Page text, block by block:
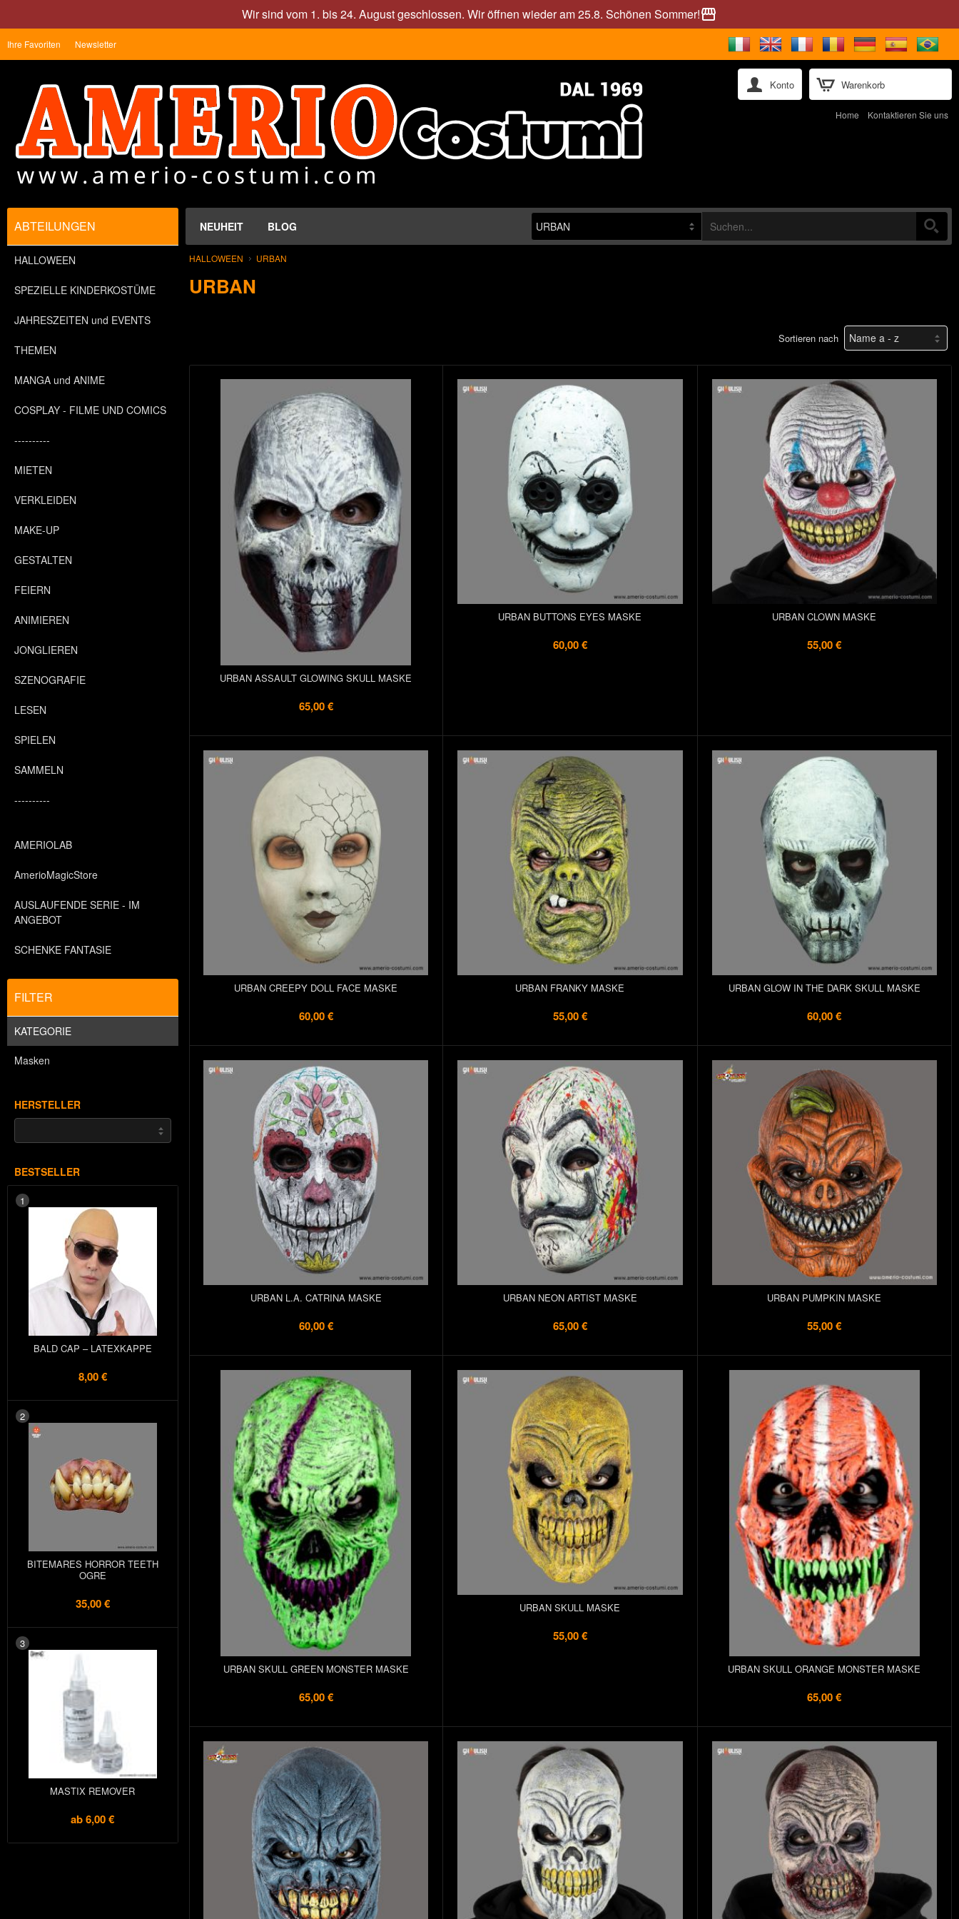
Wir sind vom 1. bis 24. August geschlossen. Wir öffnen wieder am 25.8. Schönen Sommer!storefront
Warenkorb
Ihre Favoriten Newsletter
Konto
Home Kontaktieren Sie uns
NEUHEIT BLOG
ABTEILUNGEN
HALLOWEEN
SPEZIELLE KINDERKOSTÜME
JAHRESZEITEN und EVENTS
THEMEN
MANGA und ANIME
COSPLAY - FILME UND COMICS
----------
MIETEN
VERKLEIDEN
MAKE-UP
GESTALTEN
FEIERN
ANIMIEREN
JONGLIEREN
SZENOGRAFIE
LESEN
SPIELEN
SAMMELN
----------
AMERIOLAB
AmerioMagicStore
AUSLAUFENDE SERIE - IM
ANGEBOT
SCHENKE FANTASIE
FILTER
KATEGORIE
Masken
HERSTELLER
BESTSELLER
1
BALD CAP – LATEXKAPPE
8,00 €
2
BITEMARES HORROR TEETH
OGRE
35,00 €
3
MASTIX REMOVER
ab6,00 €
HALLOWEEN URBAN
URBAN
Sortieren nach
URBAN ASSAULT GLOWING SKULL MASKE
65,00 €
URBAN BUTTONS EYES MASKE
60,00 €
URBAN CLOWN MASKE
55,00 €
URBAN CREEPY DOLL FACE MASKE
60,00 €
URBAN FRANKY MASKE
55,00 €
URBAN GLOW IN THE DARK SKULL MASKE
60,00 €
URBAN L.A. CATRINA MASKE
60,00 €
URBAN NEON ARTIST MASKE
65,00 €
URBAN PUMPKIN MASKE
55,00 €
URBAN SKULL GREEN MONSTER MASKE
65,00 €
URBAN SKULL MASKE
55,00 €
URBAN SKULL ORANGE MONSTER MASKE
65,00 €